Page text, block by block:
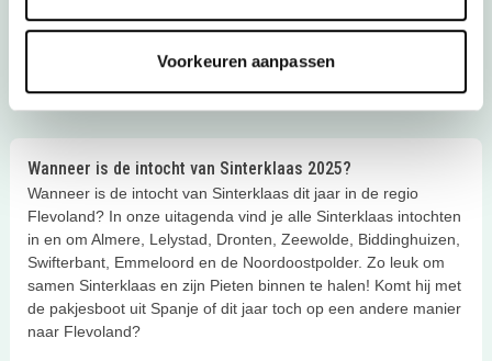
Voorkeuren aanpassen
Meer inspiratie
Wanneer is de intocht van Sinterklaas 2025?
Wanneer is de intocht van Sinterklaas dit jaar in de regio
Flevoland? In onze uitagenda vind je alle Sinterklaas intochten
in en om Almere, Lelystad, Dronten, Zeewolde, Biddinghuizen,
Swifterbant, Emmeloord en de Noordoostpolder. Zo leuk om
samen Sinterklaas en zijn Pieten binnen te halen! Komt hij met
de pakjesboot uit Spanje of dit jaar toch op een andere manier
naar Flevoland?